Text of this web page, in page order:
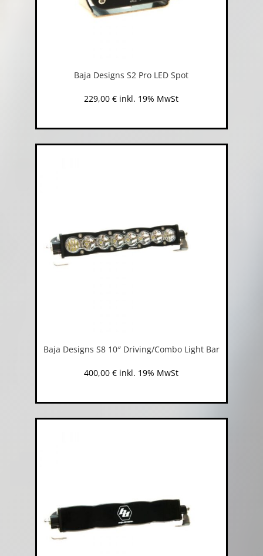
Baja Designs S2 Pro LED Spot
229,00€ inkl. 19% MwSt
Baja Designs S8 10″ Driving/Combo Light Bar
400,00€ inkl. 19% MwSt